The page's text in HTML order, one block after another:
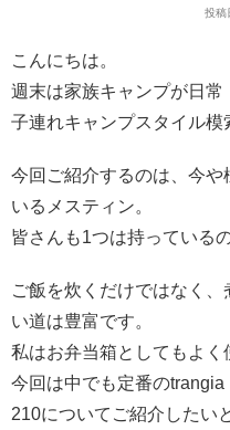
投稿
こんにちは。
週末は家族キャンプが日常
子連れキャンプスタイル模
今回ご紹介するのは、今
いるメスティン。
皆さんも1つは持っている
ご飯を炊くだけではなく
い道は豊富です。
私はお弁当箱としてもよく
今回は中でも定番の
210についてご紹介したい